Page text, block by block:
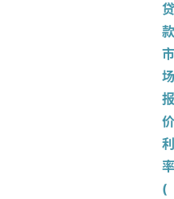
贷
款
市
场
报
价
利
率
(